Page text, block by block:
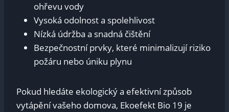
ohřevu vody
Vysoká odolnost a spolehlivost
Nízká údržba a snadná čištění
Bezpečnostní prvky, které minimalizují riziko
požáru nebo úniku plynu
Pokud hledáte ekologický a efektivní způsob
vytápění vašeho domova, Ekoefekt Bio 19 je